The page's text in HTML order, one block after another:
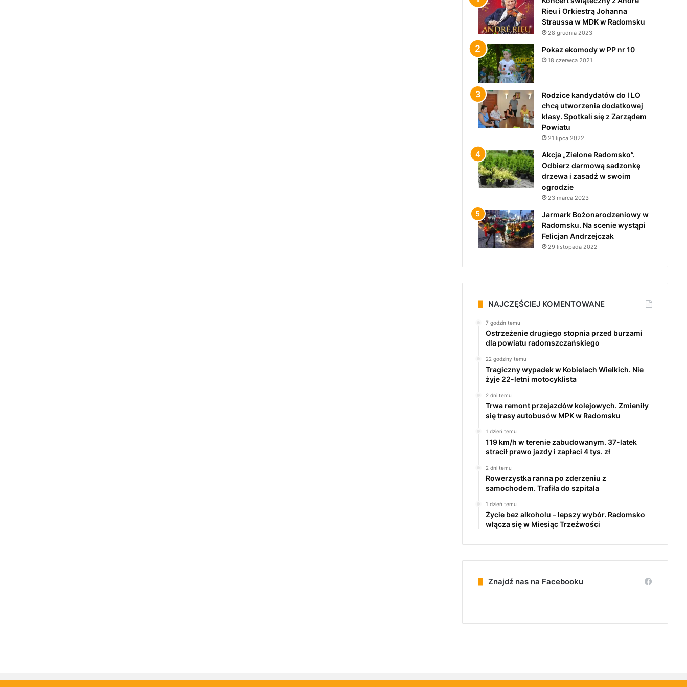
Rieu i Orkiestrą Johanna
Straussa w MDK w Radomsku
28 grudnia 2023
Pokaz ekomody w PP nr 10
18 czerwca 2021
Rodzice kandydatów do I LO
chcą utworzenia dodatkowej
klasy. Spotkali się z Zarządem
Powiatu
21 lipca 2022
Akcja „Zielone Radomsko”.
Odbierz darmową sadzonkę
drzewa i zasadź w swoim
ogrodzie
23 marca 2023
Jarmark Bożonarodzeniowy w
Radomsku. Na scenie wystąpi
Felicjan Andrzejczak
29 listopada 2022
NAJCZĘŚCIEJ KOMENTOWANE
7 godzin temu
Ostrzeżenie drugiego stopnia przed burzami
dla powiatu radomszczańskiego
22 godziny temu
Tragiczny wypadek w Kobielach Wielkich. Nie
żyje 22-letni motocyklista
2 dni temu
Trwa remont przejazdów kolejowych. Zmieniły
się trasy autobusów MPK w Radomsku
1 dzień temu
119 km/h w terenie zabudowanym. 37-latek
stracił prawo jazdy i zapłaci 4 tys. zł
2 dni temu
Rowerzystka ranna po zderzeniu z
samochodem. Trafiła do szpitala
1 dzień temu
Życie bez alkoholu – lepszy wybór. Radomsko
włącza się w Miesiąc Trzeźwości
Znajdź nas na Facebooku